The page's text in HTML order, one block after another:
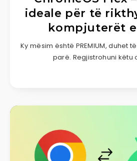
ideale për të
kompjuterët
Ky mësim është PREMIUM, duhet
parë. Regjistrohuni këtu